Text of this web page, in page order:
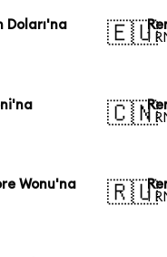
Doları'na
🇪🇺
1
🇨🇳
1
Wonu'na
🇷🇺
1